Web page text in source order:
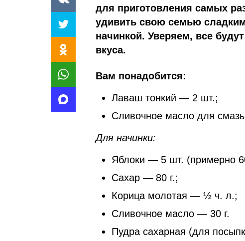
для приготовления самых
удивить свою семью
начинкой. Уверяем, все
вкуса.
Вам понадобится:
Лаваш тонкий — 2 шт.;
Сливочное масло для
Для начинки:
Яблоки — 5 шт. (примерно
Сахар — 80 г.;
Корица молотая — ½ ч. л.;
Сливочное масло — 30 г.
Пудра сахарная (для